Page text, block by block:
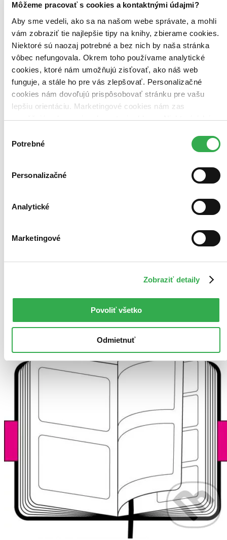
Môžeme pracovať s cookies a kontaktnými údajmi?
Aby sme vedeli, ako sa na našom webe správate, a mohli
vám zobraziť tie najlepšie tipy na knihy, zbierame cookies.
Niektoré sú naozaj potrebné a bez nich by naša stránka
vôbec nefungovala. Okrem toho používame analytické
cookies, ktoré nám umožňujú zisťovať, ako náš web
funguje, a stále ho pre vás zlepšovať. Personalizačné
cookies nám dovoľujú prispôsobovať stránku pre vašu
lepšiu orientáciu. Marketingové cookies nám zas
umožňujú zobrazenie relevantnej reklamy. Niektoré údaje
keby sme mohli používať všetky tieto cookies. Ďakujeme!
súhlasu
Potrebné
Personalizačné
Analytické
Marketingové
Zobraziť detaily
Povoliť všetko
Odmietnuť
Základný zápisník vreckovej veľkosti, 9 x 14 cm, 192 čistých
tvrdých čiernych doskách, šitej väzbe, s pružnou páskou proti
samovoľnému otváraniu...
Tento produkt sa môže na cestu ku vám vybrať prakticky
okamžite! Ak si ho objednáte do 13:00 v pracovný deň,
Vložiť do košíka